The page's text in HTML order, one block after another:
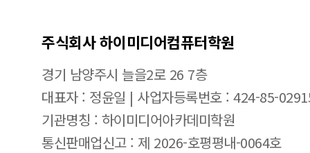
주식회사 하이미디어컴퓨터학원
경기 남양주시 늘을2로 26 7층
대표자 : 정윤일 | 사업자등록번호 : 424-85-
기관명칭 : 하이미디어아카데미학원
통신판매업신고 : 제 2026-호평평내-0064호